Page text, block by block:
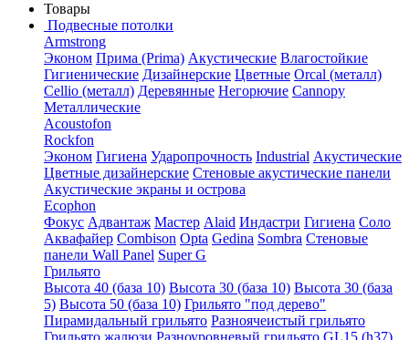
Товары
Подвесные потолки
Armstrong
Эконом Прима (Prima) Акустические Влагостойкие
Гигиенические Дизайнерские Цветные Orcal (металл)
Cellio (металл) Деревянные Негорючие Cannopy
Металлические
Acoustofon
Rockfon
Эконом Гигиена Ударопрочность Industrial Акустические
Цветные дизайнерские Стеновые акустические панели
Акустические экраны и острова
Ecophon
Фокус Адвантаж Мастер Alaid Индастри Гигиена Соло
Аквафайер Combison Opta Gedina Sombra Стеновые
панели Wall Panel Super G
Грильято
Высота 40 (база 10) Высота 30 (база 10) Высота 30 (база
5) Высота 50 (база 10) Грильято "под дерево"
Пирамидальный грильято Разноячеистый грильято
Грильято жалюзи Разноуровневый грильято GL15 (h37)